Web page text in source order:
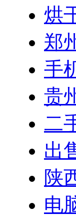
烘
郑
手
贵
二
出
陕
电